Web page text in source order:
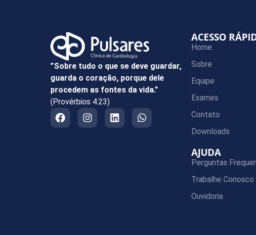
”Sobre tudo o que se deve guardar,
guarda o coração, porque dele
procedem as fontes da vida.”
(Provérbios 4:23)
ACESSO
Home
Sobre
Equipe
Exames
Contato
Downloads
AJUDA
Perguntas
Trabalhe Conosco
Ouvidoria